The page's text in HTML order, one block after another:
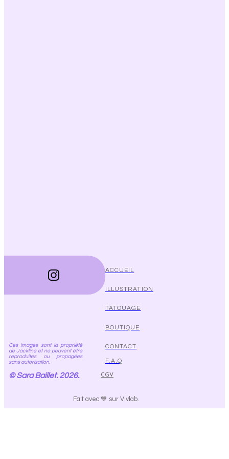
ACCUEIL
TATOUAGE
ILLUSTRATION
BOUTIQUE
CGV
F.A.Q
CONTACT
Ces images sont la propriété
de Jackline et ne peuvent être
reproduites ou propagées
sans autorisation.
© Sara Baillet. 2026.
Fait avec 💙 sur Vivlab.